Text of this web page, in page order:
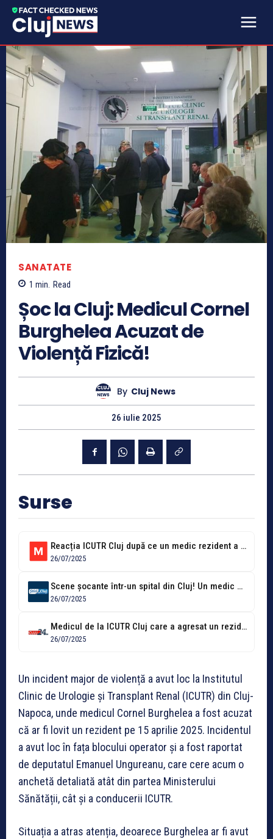
SANATATE
1 min. Read
Șoc la Cluj: Medicul Cornel
Burghelea Acuzat de
Violență Fizică!
By Cluj News
26 iulie 2025
Surse
Reacția ICUTR Cluj după ce un medic rezident a fost lovit de...
26/07/2025
Scene șocante într-un spital din Cluj! Un medic ar fi lovit cu...
26/07/2025
Medicul de la ICUTR Cluj care a agresat un rezident, sancționat cu...
26/07/2025
Un incident major de violență a avut loc la Institutul
Clinic de Urologie și Transplant Renal (ICUTR) din Cluj-
Napoca, unde medicul Cornel Burghelea a fost acuzat
că ar fi lovit un rezident pe 15 aprilie 2025. Incidentul
a avut loc în fața blocului operator și a fost raportat
de deputatul Emanuel Ungureanu, care cere acum o
anchetă detaliată atât din partea Ministerului
Sănătății, cât și a conducerii ICUTR.
Situația a atras atenția, deoarece Burghelea ar fi avut